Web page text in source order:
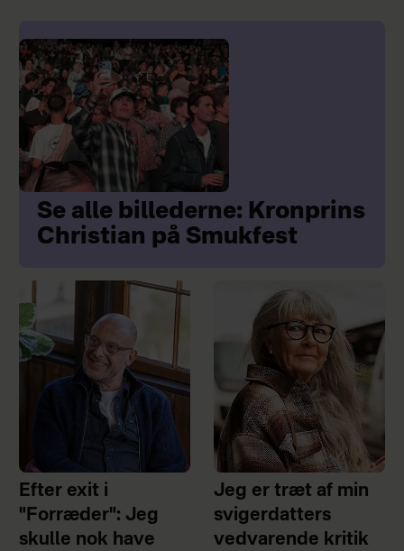
Se alle billederne: Kronprins
Christian på Smukfest
Efter exit i
"Forræder": Jeg
skulle nok have
Jeg er træt af min
svigerdatters
vedvarende kritik